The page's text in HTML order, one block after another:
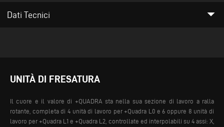
Dati Tecnici arrow_drop_down
UNITÀ DI FRESATURA
Il cuore e il valore di +QUADRA sta nella sua sezione di lavoro a ralla
rotante, completa di 4 unità di lavoro per +Quadra L0 e 6 oppure 8 unità di
lavoro per +Quadra L1 e +Quadra L2, controllate ed interpolabili su 4 assi: X,